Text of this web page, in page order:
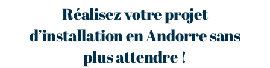
Réalisez votre projet
d’installation en Andorre sans
plus attendre !